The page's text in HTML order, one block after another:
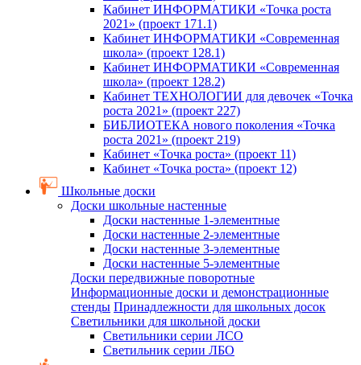
Кабинет ИНФОРМАТИКИ «Точка роста
2021» (проект 171.1)
Кабинет ИНФОРМАТИКИ «Современная
школа» (проект 128.1)
Кабинет ИНФОРМАТИКИ «Современная
школа» (проект 128.2)
Кабинет ТЕХНОЛОГИИ для девочек «Точка
роста 2021» (проект 227)
БИБЛИОТЕКА нового поколения «Точка
роста 2021» (проект 219)
Кабинет «Точка роста» (проект 11)
Кабинет «Точка роста» (проект 12)
Школьные доски
Доски школьные настенные
Доски настенные 1-элементные
Доски настенные 2-элементные
Доски настенные 3-элементные
Доски настенные 5-элементные
Доски передвижные поворотные
Информационные доски и демонстрационные
стенды Принадлежности для школьных досок
Светильники для школьной доски
Светильники серии ЛСО
Светильник серии ЛБО